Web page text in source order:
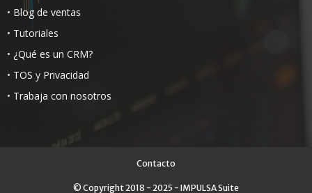
• Blog de ventas
• Tutoriales
• ¿Qué es un CRM?
• TOS y Privacidad
• Trabaja con nosotros
Contacto
© Copyright 2018 - 2025 - IMPULSA Suite